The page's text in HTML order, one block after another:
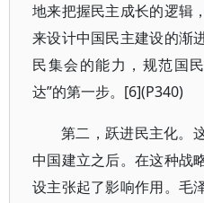
地来把握民主成长的逻辑
来设计中国民主建设的渐
民集会的能力，规范国
达”的第一步。[6](P340)
第二，跃进民主化。
中国建立之后。在这种战
设主张起了影响作用。毛